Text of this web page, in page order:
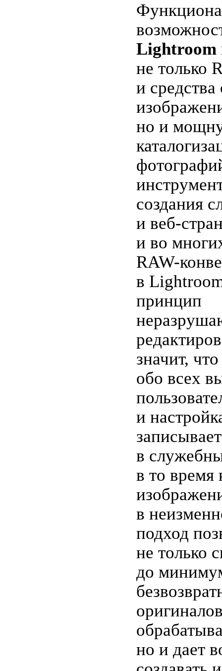
Lightroom
не только
и
но и
создания
и веб-
и во
RAW-
в
принцип
значит,
обо всех
и
в
в то время
в
подход
не только
до
но и дает